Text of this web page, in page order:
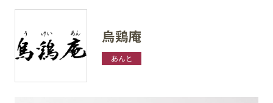
ショップ検索
烏鶏庵
あんと